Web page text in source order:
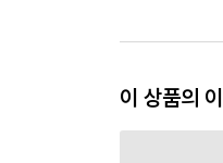
이 상품의